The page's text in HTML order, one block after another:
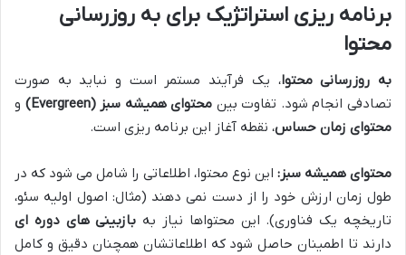
برنامه ریزی استراتژیک برای به روزرسانی
محتوا
به روزرسانی محتوا، یک فرآیند مستمر است و نباید به صورت
تصادفی انجام شود. تفاوت بین محتوای همیشه سبز (Evergreen)
و
محتوای زمان حساس، نقطه آغاز این برنامه ریزی است.
محتوای همیشه سبز: این نوع محتوا، اطلاعاتی را شامل می شود که در
طول زمان ارزش خود را از دست نمی دهند (مثال: اصول اولیه سئو،
تاریخچه یک فناوری). این محتواها نیاز به بازبینی های دوره ای
دارند تا اطمینان حاصل شود که اطلاعاتشان همچنان دقیق و کامل